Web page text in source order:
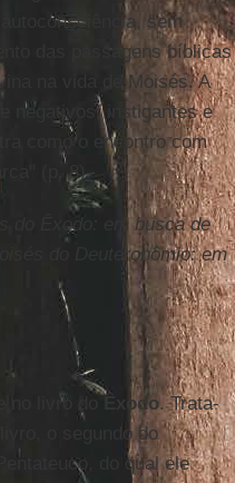
sem
das passagens bíblicas
na vida de Moisés. A
negativos, instigantes e
como o encontro com
(p. 8).
do Êxodo: em busca de
do Deuteronômio: em
no livro do Êxodo. Trata-
o segundo do
do qual ele